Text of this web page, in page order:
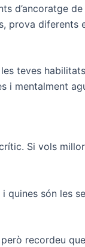
d’ancoratge
prova diferents
teves
i mentalment
Si vols
són les
recordeu